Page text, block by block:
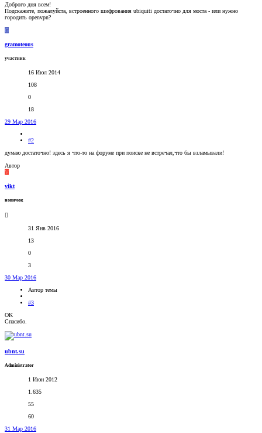
Доброго дня всем!
Подскажите, пожалуйста, встроенного шифрования ubiquiti достаточно для моста - или нужно
городить openvpn?
G
gramoteous
участник
16 Июл 2014
108
0
18
29 Мар 2016
#2
думаю достаточно! здесь я что-то на форуме при поиске не встречал,что бы взламывали!
Автор
V
vikt
новичок
31 Янв 2016
13
0
3
30 Мар 2016
Автор темы
#3
OK
Спасибо.
ubnt.su
Administrator
1 Июн 2012
1.635
55
60
31 Мар 2016